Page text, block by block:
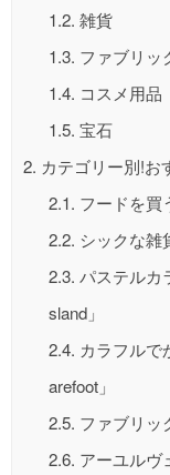
1.2. 雑貨
1.3. ファブリッ
1.4. コスメ用品
1.5. 宝石
2. カテゴリー別!お
2.1. フードを買
2.2. シックな雑
2.3. パステルカ
sland」
2.4. カラフルで
arefoot」
2.5. ファブリッ
2.6. アーユルヴ